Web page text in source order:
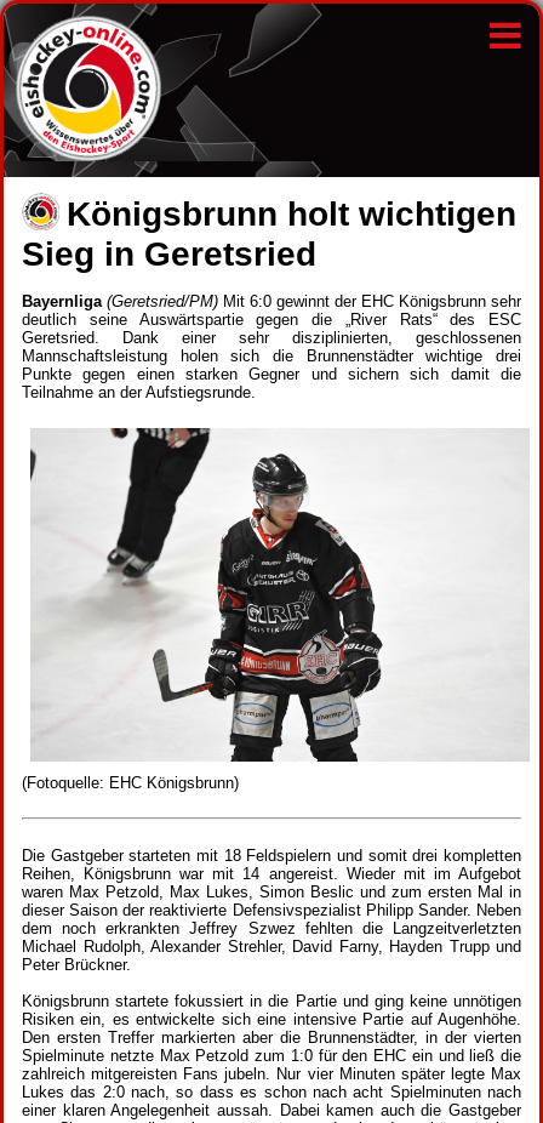
Königsbrunn holt wichtigen
Sieg in Geretsried
Bayernliga (Geretsried/PM) Mit 6:0 gewinnt der EHC Königsbrunn sehr
deutlich seine Auswärtspartie gegen die „River Rats“ des ESC
Geretsried. Dank einer sehr disziplinierten, geschlossenen
Mannschaftsleistung holen sich die Brunnenstädter wichtige drei
Punkte gegen einen starken Gegner und sichern sich damit die
Teilnahme an der Aufstiegsrunde.
(Fotoquelle: EHC Königsbrunn)
Die Gastgeber starteten mit 18 Feldspielern und somit drei kompletten
Reihen, Königsbrunn war mit 14 angereist. Wieder mit im Aufgebot
waren Max Petzold, Max Lukes, Simon Beslic und zum ersten Mal in
dieser Saison der reaktivierte Defensivspezialist Philipp Sander. Neben
dem noch erkrankten Jeffrey Szwez fehlten die Langzeitverletzten
Michael Rudolph, Alexander Strehler, David Farny, Hayden Trupp und
Peter Brückner.
Königsbrunn startete fokussiert in die Partie und ging keine unnötigen
Risiken ein, es entwickelte sich eine intensive Partie auf Augenhöhe.
Den ersten Treffer markierten aber die Brunnenstädter, in der vierten
Spielminute netzte Max Petzold zum 1:0 für den EHC ein und ließ die
zahlreich mitgereisten Fans jubeln. Nur vier Minuten später legte Max
Lukes das 2:0 nach, so dass es schon nach acht Spielminuten nach
einer klaren Angelegenheit aussah. Dabei kamen auch die Gastgeber